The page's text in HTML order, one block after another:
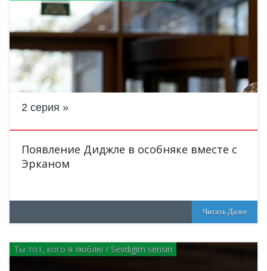
2 серия
Появление Диджле в особняке вместе с
Эрканом
Читать Далее
Ты тот, кого я люблю / Sevdigim sensin